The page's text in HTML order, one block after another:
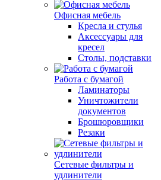
Офисная мебель
Кресла и стулья
Аксессуары для
кресел
Столы, подставки
Работа с бумагой
Ламинаторы
Уничтожители
документов
Брошюровщики
Резаки
Сетевые фильтры и
удлинители